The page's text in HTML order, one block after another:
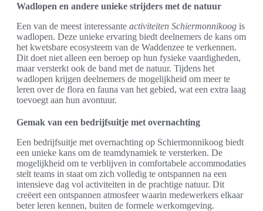
Wadlopen en andere unieke strijders met de natuur
Een van de meest interessante activiteiten Schiermonnikoog is
wadlopen. Deze unieke ervaring biedt deelnemers de kans om
het kwetsbare ecosysteem van de Waddenzee te verkennen.
Dit doet niet alleen een beroep op hun fysieke vaardigheden,
maar versterkt ook de band met de natuur. Tijdens het
wadlopen krijgen deelnemers de mogelijkheid om meer te
leren over de flora en fauna van het gebied, wat een extra laag
toevoegt aan hun avontuur.
Gemak van een bedrijfsuitje met overnachting
Een bedrijfsuitje met overnachting op Schiermonnikoog biedt
een unieke kans om de teamdynamiek te versterken. De
mogelijkheid om te verblijven in comfortabele accommodaties
stelt teams in staat om zich volledig te ontspannen na een
intensieve dag vol activiteiten in de prachtige natuur. Dit
creëert een ontspannen atmosfeer waarin medewerkers elkaar
beter leren kennen, buiten de formele werkomgeving.